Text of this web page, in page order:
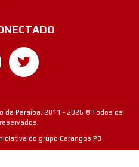
da Paraíba. 2011 - 2026 © Todos os
do grupo Carangos PB